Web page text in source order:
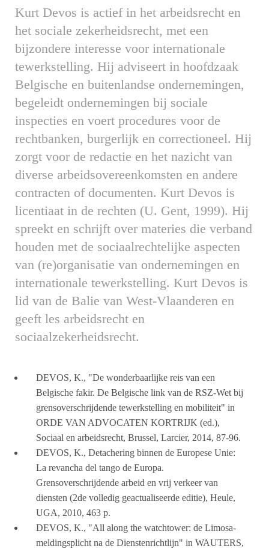
Kurt Devos is actief in het arbeidsrecht en
het sociale zekerheidsrecht, met een
bijzondere interesse voor internationale
tewerkstelling. Hij adviseert in hoofdzaak
Belgische en buitenlandse ondernemingen,
begeleidt ondernemingen bij sociale
inspecties en voert procedures voor de
rechtbanken, burgerlijk en correctioneel. Hij
zorgt voor de redactie en het nazicht van
diverse arbeidsovereenkomsten en andere
contracten of documenten. Kurt Devos is
licentiaat in de rechten (U. Gent, 1999). Hij
spreekt en schrijft over materies die verband
houden met de sociaalrechtelijke aspecten
van (re)organisatie van ondernemingen en
internationale tewerkstelling. Kurt Devos is
lid van de Balie van West-Vlaanderen en
geeft les arbeidsrecht en
sociaalzekerheidsrecht.
DEVOS, K., "De wonderbaarlijke reis van een
Belgische fakir. De Belgische link van de RSZ-Wet bij
grensoverschrijdende tewerkstelling en mobiliteit" in
ORDE VAN ADVOCATEN KORTRIJK (ed.),
Sociaal en arbeidsrecht, Brussel, Larcier, 2014, 87-96.
DEVOS, K., Detachering binnen de Europese Unie:
La revancha del tango de Europa.
Grensoverschrijdende arbeid en vrij verkeer van
diensten (2de volledig geactualiseerde editie), Heule,
UGA, 2010, 463 p.
DEVOS, K., "All along the watchtower: de Limosa-
meldingsplicht na de Dienstenrichtlijn" in WAUTERS,